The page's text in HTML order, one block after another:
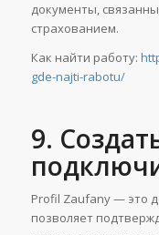
документы,
страхованием.
Как найти работу:
gde-najti-rabotu/
9.
Profil Zaufany — это
позволяет